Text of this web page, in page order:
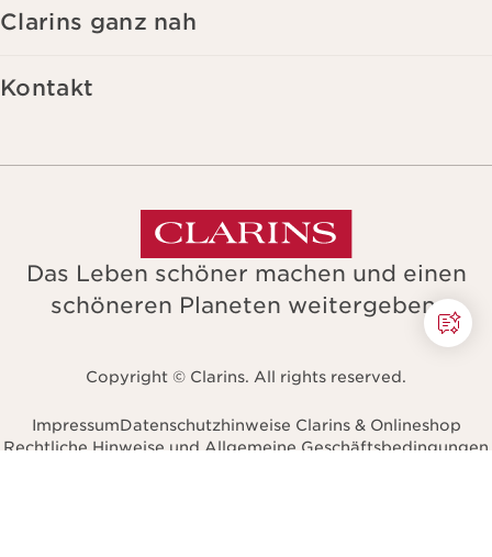
Clarins ganz nah
Kontakt
Das Leben schöner machen und einen
schöneren Planeten weitergeben.
Copyright © Clarins. All rights reserved.
ImpressumDatenschutzhinweise Clarins & Onlineshop
Rechtliche Hinweise und Allgemeine Geschäftsbedingungen